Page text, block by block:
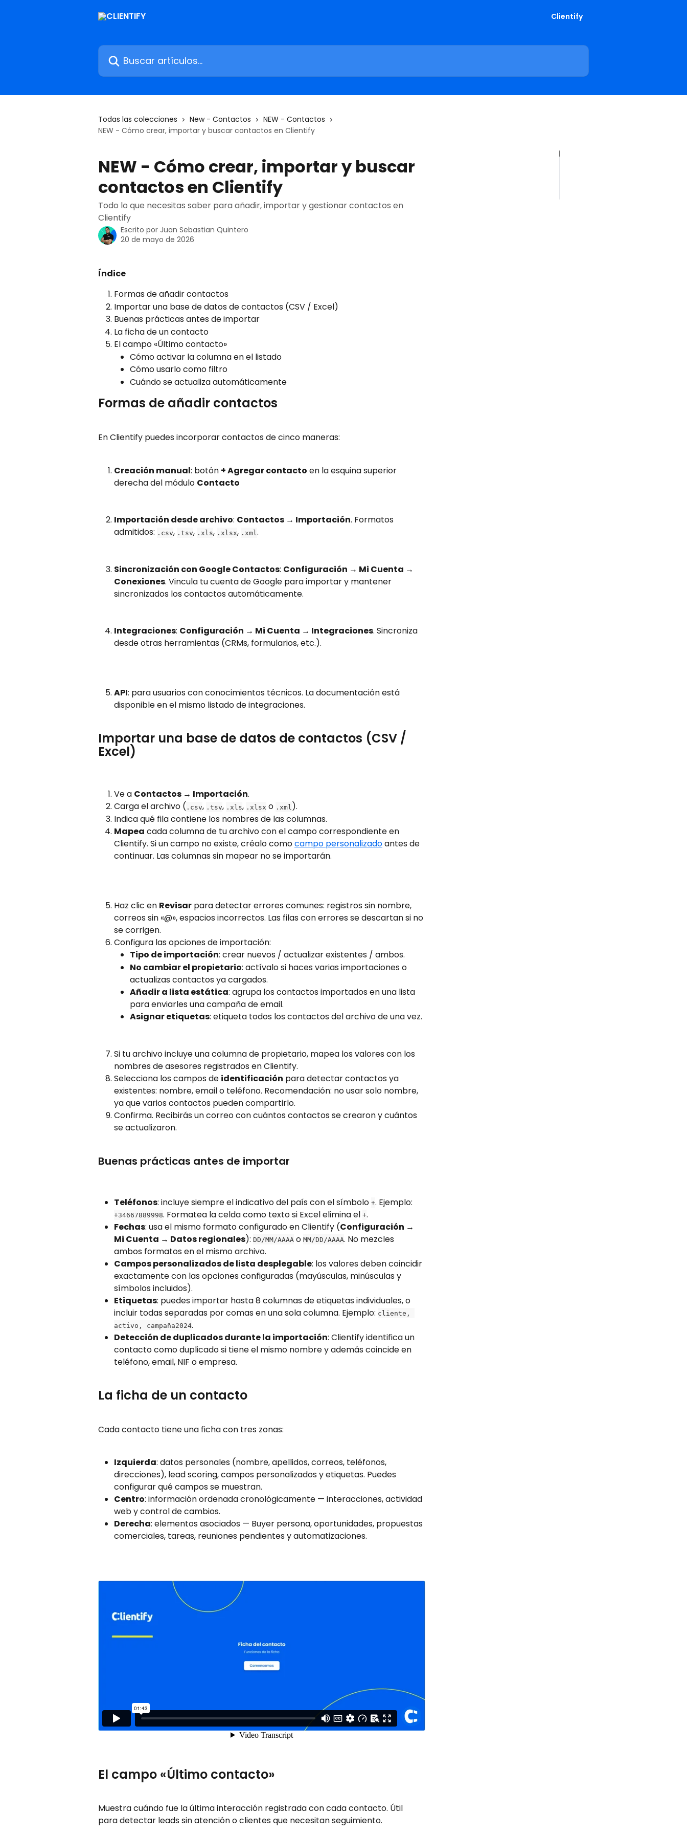
Clientify
Buscar artículos...
Todas las colecciones New - Contactos
NEW - Contactos
NEW - Cómo crear, importar y buscar contactos en Clientify
NEW - Cómo crear, importar y buscar
contactos en Clientify
Todo lo que necesitas saber para añadir, importar y gestionar contactos en
Clientify
Escrito por Juan Sebastian Quintero
20 de mayo de 2026
Índice
Formas de añadir contactos
Importar una base de datos de contactos (CSV / Excel)
Buenas prácticas antes de importar
La ficha de un contacto
El campo «Último contacto»
Cómo activar la columna en el listado
Cómo usarlo como filtro
Cuándo se actualiza automáticamente
Formas de añadir contactos
En Clientify puedes incorporar contactos de cinco maneras:
Creación manual: botón + Agregar contacto en la esquina superior
derecha del módulo Contacto
Importación desde archivo: Contactos → Importación. Formatos
admitidos: .csv, .tsv, .xls, .xlsx, .xml .
Sincronización con Google Contactos: Configuración → Mi Cuenta →
Conexiones. Vincula tu cuenta de Google para importar y mantener
sincronizados los contactos automáticamente.
Integraciones: Configuración → Mi Cuenta → Integraciones. Sincroniza
desde otras herramientas (CRMs, formularios, etc.).
API: para usuarios con conocimientos técnicos. La documentación está
disponible en el mismo listado de integraciones.
Importar una base de datos de contactos (CSV /
Excel)
Ve a Contactos → Importación.
Carga el archivo ( .csv, .tsv, .xls, .xlsx o .xml ).
Indica qué fila contiene los nombres de las columnas.
Mapea cada columna de tu archivo con el campo correspondiente en
Clientify. Si un campo no existe, créalo como campo personalizado antes de
continuar. Las columnas sin mapear no se importarán.
Haz clic en Revisar para detectar errores comunes: registros sin nombre,
correos sin «@», espacios incorrectos. Las filas con errores se descartan si no
se corrigen.
Configura las opciones de importación:
Tipo de importación: crear nuevos / actualizar existentes / ambos.
No cambiar el propietario: actívalo si haces varias importaciones o
actualizas contactos ya cargados.
Añadir a lista estática: agrupa los contactos importados en una lista
para enviarles una campaña de email.
Asignar etiquetas: etiqueta todos los contactos del archivo de una vez.
Si tu archivo incluye una columna de propietario, mapea los valores con los
nombres de asesores registrados en Clientify.
Selecciona los campos de identificación para detectar contactos ya
existentes: nombre, email o teléfono. Recomendación: no usar solo nombre,
ya que varios contactos pueden compartirlo.
Confirma. Recibirás un correo con cuántos contactos se crearon y cuántos
se actualizaron.
Buenas prácticas antes de importar
Teléfonos: incluye siempre el indicativo del país con el símbolo +. Ejemplo:
+34667889998. Formatea la celda como texto si Excel elimina el +.
Fechas: usa el mismo formato configurado en Clientify (Configuración →
Mi Cuenta → Datos regionales): DD/MM/AAAA o MM/DD/AAAA. No mezcles
ambos formatos en el mismo archivo.
Campos personalizados de lista desplegable: los valores deben coincidir
exactamente con las opciones configuradas (mayúsculas, minúsculas y
símbolos incluidos).
Etiquetas: puedes importar hasta 8 columnas de etiquetas individuales, o
incluir todas separadas por comas en una sola columna. Ejemplo: cliente,
activo, campaña2024.
Detección de duplicados durante la importación: Clientify identifica un
contacto como duplicado si tiene el mismo nombre y además coincide en
teléfono, email, NIF o empresa.
La ficha de un contacto
Cada contacto tiene una ficha con tres zonas:
Izquierda: datos personales (nombre, apellidos, correos, teléfonos,
direcciones), lead scoring, campos personalizados y etiquetas. Puedes
configurar qué campos se muestran.
Centro: información ordenada cronológicamente — interacciones, actividad
web y control de cambios.
Derecha: elementos asociados — Buyer persona, oportunidades, propuestas
comerciales, tareas, reuniones pendientes y automatizaciones.
El campo «Último contacto»
Muestra cuándo fue la última interacción registrada con cada contacto. Útil
para detectar leads sin atención o clientes que necesitan seguimiento.